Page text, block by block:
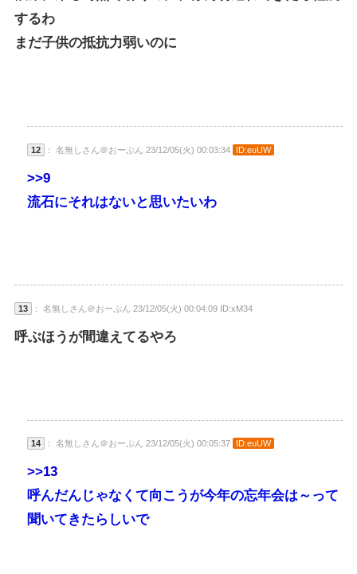
するわ
まだ子供の抵抗力弱いのに
12 ： 名無しさん＠おーぷん 23/12/05(火) 00:03:34 ID:euUW
>>9
流石にそれはないと思いたいわ
13 ： 名無しさん＠おーぷん 23/12/05(火) 00:04:09 ID:xM34
呼ぶほうが間違えてるやろ
14 ： 名無しさん＠おーぷん 23/12/05(火) 00:05:37 ID:euUW
>>13
呼んだんじゃなくて向こうが今年の忘年会は～って
聞いてきたらしいで